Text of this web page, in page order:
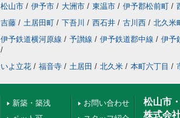
松山市 / 伊予市 / 大洲市 / 東温市 / 伊予郡松前町 /
吉藤 / 土居田町 / 下吾川 / 西石井 / 古川西 / 北久米
伊予鉄道横河原線 / 予讃線 / 伊予鉄道郡中線 / 伊予
/
いよ立花 / 福音寺 / 土居田 / 北久米 / 本町六丁目 /
新築・築浅
お問い合わせ
松山市
株式会